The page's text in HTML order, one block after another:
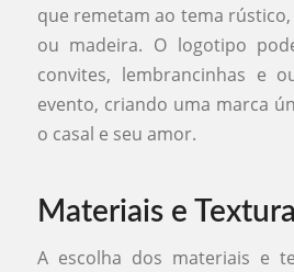
que remetam ao tema
ou madeira. O logotipo
convites, lembrancinhas e
evento, criando uma marca
o casal e seu amor.
Materiais e
A escolha dos materiais e